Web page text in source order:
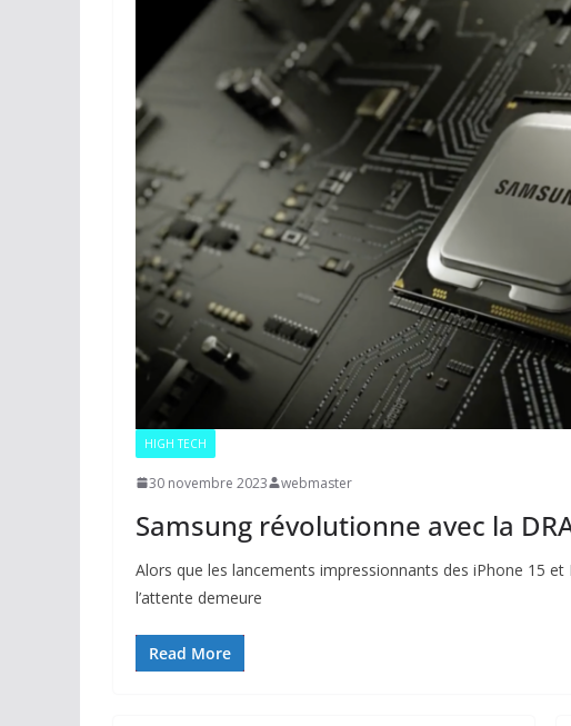
HIGH TECH
30 novembre 2023 webmaster
Samsung révolutionne avec la
Alors que les lancements impressionnants des iPhone 15
l’attente demeure
Read More